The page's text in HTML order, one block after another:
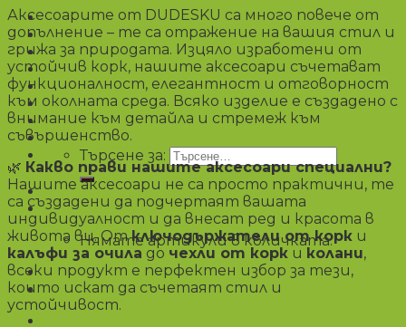
Чанти
Несесери
Аксесоари
Портмонета
Промоции
Блог
Търсене за:
€0,00/ 0,00 лв.
Нямате артикули в количката.
Аксесоарите от DUDESKU са много повече от
допълнение – те са отражение на вашия стил и
грижа за природата. Изцяло изработени от
устойчив корк, нашите аксесоари съчетават
функционалност, елегантност и отговорност
към околната среда. Всяко изделие е създадено с
внимание към детайла и стремеж към
съвършенство.
🌿 Какво прави нашите аксесоари специални?
Нашите аксесоари не са просто практични, те
са създадени да подчертаят вашата
индивидуалност и да внесат ред и красота в
живота ви. Отключодържатели от корк и
калъфи за очила до чехли от корк и колани,
всеки продукт е перфектен избор за тези,
които искат да съчетаят стил и
устойчивост.